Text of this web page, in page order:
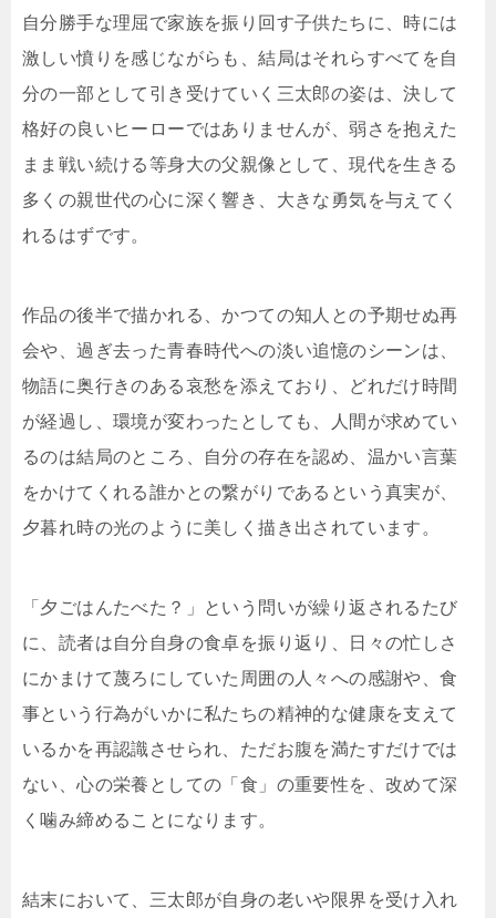
自分勝手な理屈で家族を振り回す子供たちに、時には
激しい憤りを感じながらも、結局はそれらすべてを自
分の一部として引き受けていく三太郎の姿は、決して
格好の良いヒーローではありませんが、弱さを抱えた
まま戦い続ける等身大の父親像として、現代を生きる
多くの親世代の心に深く響き、大きな勇気を与えてく
れるはずです。
作品の後半で描かれる、かつての知人との予期せぬ再
会や、過ぎ去った青春時代への淡い追憶のシーンは、
物語に奥行きのある哀愁を添えており、どれだけ時間
が経過し、環境が変わったとしても、人間が求めてい
るのは結局のところ、自分の存在を認め、温かい言葉
をかけてくれる誰かとの繋がりであるという真実が、
夕暮れ時の光のように美しく描き出されています。
「夕ごはんたべた？」という問いが繰り返されるたび
に、読者は自分自身の食卓を振り返り、日々の忙しさ
にかまけて蔑ろにしていた周囲の人々への感謝や、食
事という行為がいかに私たちの精神的な健康を支えて
いるかを再認識させられ、ただお腹を満たすだけでは
ない、心の栄養としての「食」の重要性を、改めて深
く噛み締めることになります。
結末において、三太郎が自身の老いや限界を受け入れ